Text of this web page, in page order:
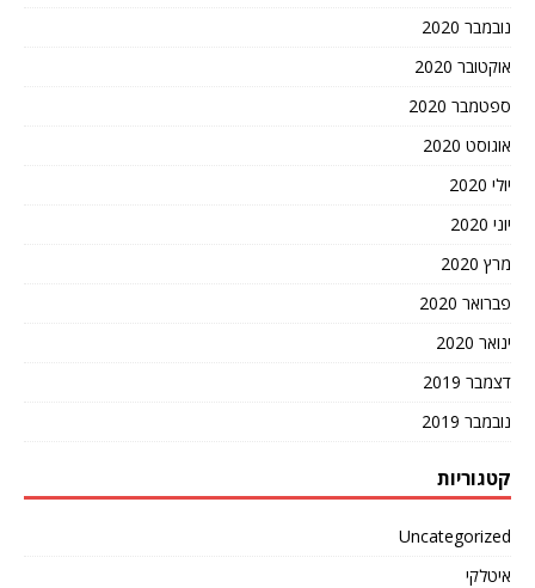
נובמבר 2020
אוקטובר 2020
ספטמבר 2020
אוגוסט 2020
יולי 2020
יוני 2020
מרץ 2020
פברואר 2020
ינואר 2020
דצמבר 2019
נובמבר 2019
קטגוריות
Uncategorized
איטלקי